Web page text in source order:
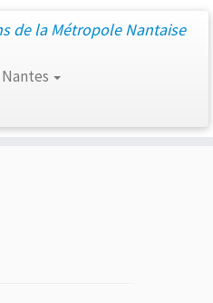
de la Métropole Nantaise